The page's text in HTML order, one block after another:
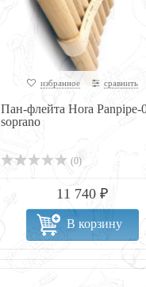
избранное сравнить
Пан-флейта Hora Panpipe-
soprano
(0)
11 740 ₽
В корзину